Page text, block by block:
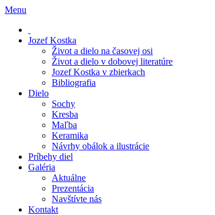
Menu
Jozef Kostka
Život a dielo na časovej osi
Život a dielo v dobovej literatúre
Jozef Kostka v zbierkach
Bibliografia
Dielo
Sochy
Kresba
Maľba
Keramika
Návrhy obálok a ilustrácie
Príbehy diel
Galéria
Aktuálne
Prezentácia
Navštívte nás
Kontakt